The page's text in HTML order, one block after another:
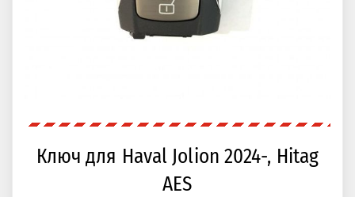
Ключ для Haval Jolion 2024-, Hitag
AES